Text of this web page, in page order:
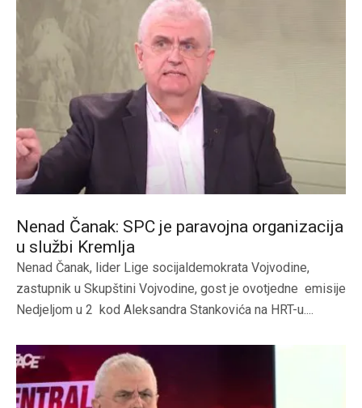
Nenad Čanak: SPC je paravojna organizacija
u službi Kremlja
Nenad Čanak, lider Lige socijaldemokrata Vojvodine,
zastupnik u Skupštini Vojvodine, gost je ovotjedne emisije
Nedjeljom u 2 kod Aleksandra Stankovića na HRT-u....